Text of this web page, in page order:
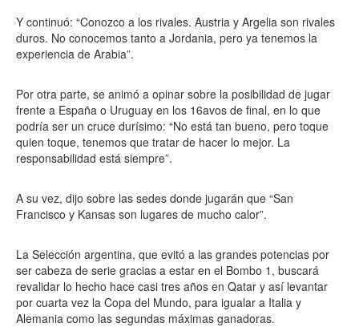
Y continuó: “Conozco a los rivales. Austria y Argelia son rivales
duros. No conocemos tanto a Jordania, pero ya tenemos la
experiencia de Arabia”.
Por otra parte, se animó a opinar sobre la posibilidad de jugar
frente a España o Uruguay en los 16avos de final, en lo que
podría ser un cruce durísimo: “No está tan bueno, pero toque
quien toque, tenemos que tratar de hacer lo mejor. La
responsabilidad está siempre”.
A su vez, dijo sobre las sedes donde jugarán que “San
Francisco y Kansas son lugares de mucho calor”.
La Selección argentina, que evitó a las grandes potencias por
ser cabeza de serie gracias a estar en el Bombo 1, buscará
revalidar lo hecho hace casi tres años en Qatar y así levantar
por cuarta vez la Copa del Mundo, para igualar a Italia y
Alemania como las segundas máximas ganadoras.